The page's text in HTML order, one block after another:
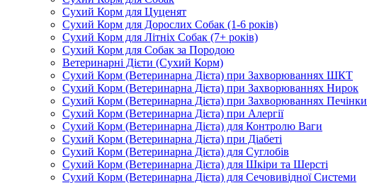
Сухий Корм для Цуценят
Сухий Корм для Дорослих Собак (1-6 років)
Сухий Корм для Літніх Собак (7+ років)
Сухий Корм для Собак за Породою
Ветеринарні Дієти (Сухий Корм)
Сухий Корм (Ветеринарна Дієта) при Захворюваннях ШКТ
Сухий Корм (Ветеринарна Дієта) при Захворюваннях Нирок
Сухий Корм (Ветеринарна Дієта) при Захворюваннях Печінки
Сухий Корм (Ветеринарна Дієта) при Алергії
Сухий Корм (Ветеринарна Дієта) для Контролю Ваги
Сухий Корм (Ветеринарна Дієта) при Діабеті
Сухий Корм (Ветеринарна Дієта) для Суглобів
Сухий Корм (Ветеринарна Дієта) для Шкіри та Шерсті
Сухий Корм (Ветеринарна Дієта) для Сечовивідної Системи